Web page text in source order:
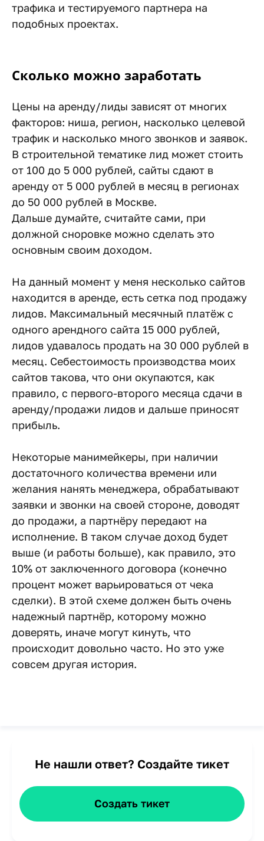
трафика и тестируемого партнера на
подобных проектах.
Сколько можно заработать
Цены на аренду/лиды зависят от многих
факторов: ниша, регион, насколько целевой
трафик и насколько много звонков и заявок.
В строительной тематике лид может стоить
от 100 до 5 000 рублей, сайты сдают в
аренду от 5 000 рублей в месяц в регионах
до 50 000 рублей в Москве.
Дальше думайте, считайте сами, при
должной сноровке можно сделать это
основным своим доходом.
На данный момент у меня несколько сайтов
находится в аренде, есть сетка под продажу
лидов. Максимальный месячный платёж с
одного арендного сайта 15 000 рублей,
лидов удавалось продать на 30 000 рублей в
месяц. Себестоимость производства моих
сайтов такова, что они окупаются, как
правило, с первого-второго месяца сдачи в
аренду/продажи лидов и дальше приносят
прибыль.
Некоторые манимейкеры, при наличии
достаточного количества времени или
желания нанять менеджера, обрабатывают
заявки и звонки на своей стороне, доводят
до продажи, а партнёру передают на
исполнение. В таком случае доход будет
выше (и работы больше), как правило, это
10% от заключенного договора (конечно
процент может варьироваться от чека
сделки). В этой схеме должен быть очень
надежный партнёр, которому можно
доверять, иначе могут кинуть, что
происходит довольно часто. Но это уже
совсем другая история.
Не нашли ответ? Создайте тикет
Создать тикет